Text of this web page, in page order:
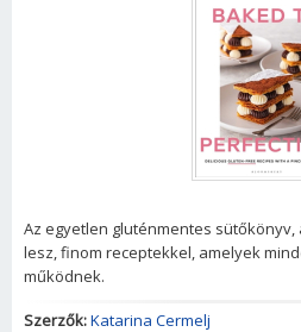
Az egyetlen gluténmentes
lesz, finom receptekkel, amelyek
működnek.
Szerzők:Katarina Cermelj